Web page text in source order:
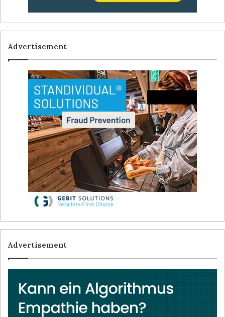
Advertisement
Advertisement